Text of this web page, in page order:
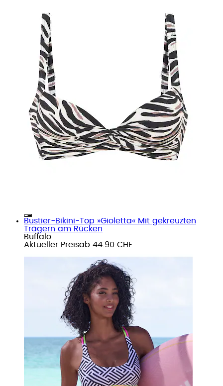
Bustier-Bikini-Top »Gioletta« Mit gekreuzten
Trägern am Rücken
Buffalo
Aktueller Preisab 44.90 CHF